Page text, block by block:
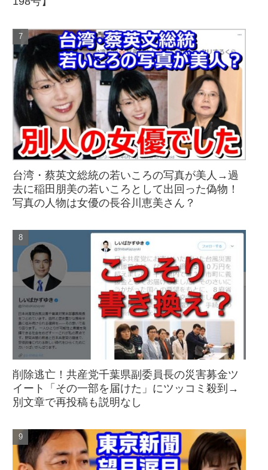
台湾・蔡英文総統の若いころの写真が美人→過
去に稲田朋美の若いころとして出回った偽物！
写真の人物は女優の長谷川恵美さん？
削除逃亡！共産党千葉県副委員長の災害募金ツ
イート「その一部を届けた」にツッコミ殺到→
別文章で再投稿も説明なし